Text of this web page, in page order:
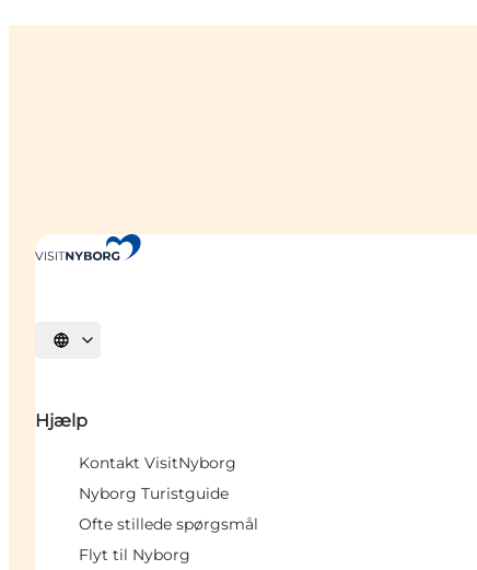
Vælg sprog
Hjælp
Kontakt VisitNyborg
Nyborg Turistguide
Ofte stillede spørgsmål
Flyt til Nyborg